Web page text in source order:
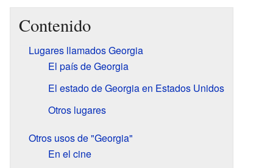
Contenido
Lugares llamados Georgia
El país de Georgia
El estado de Georgia en Estados Unidos
Otros lugares
Otros usos de "Georgia"
En el cine